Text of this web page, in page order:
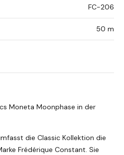
FC-206
50 m
Moneta Moonphase in der
die Classic Kollektion die
Frédérique Constant. Sie